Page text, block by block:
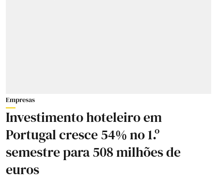
Empresas
Investimento hoteleiro em
Portugal cresce 54% no 1.º
semestre para 508 milhões de
euros